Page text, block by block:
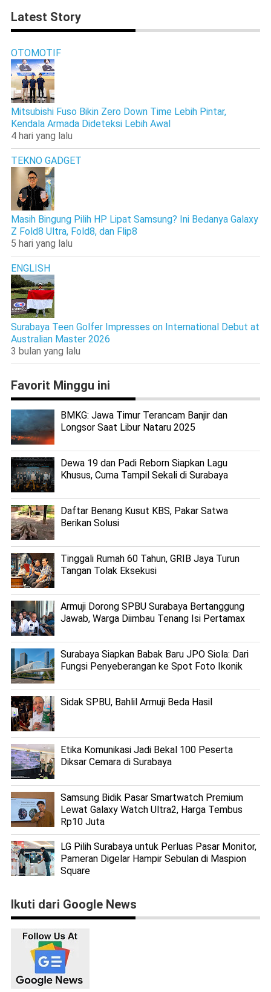
Latest Story
OTOMOTIF
Mitsubishi Fuso Bikin Zero Down Time Lebih Pintar,
Kendala Armada Dideteksi Lebih Awal
4 hari yang lalu
TEKNO GADGET
Masih Bingung Pilih HP Lipat Samsung? Ini Bedanya Galaxy
Z Fold8 Ultra, Fold8, dan Flip8
5 hari yang lalu
ENGLISH
Surabaya Teen Golfer Impresses on International Debut at
Australian Master 2026
3 bulan yang lalu
Favorit Minggu ini
BMKG: Jawa Timur Terancam Banjir dan
Longsor Saat Libur Nataru 2025
Dewa 19 dan Padi Reborn Siapkan Lagu
Khusus, Cuma Tampil Sekali di Surabaya
Daftar Benang Kusut KBS, Pakar Satwa
Berikan Solusi
Tinggali Rumah 60 Tahun, GRIB Jaya Turun
Tangan Tolak Eksekusi
Armuji Dorong SPBU Surabaya Bertanggung
Jawab, Warga Diimbau Tenang Isi Pertamax
Surabaya Siapkan Babak Baru JPO Siola: Dari
Fungsi Penyeberangan ke Spot Foto Ikonik
Sidak SPBU, Bahlil Armuji Beda Hasil
Etika Komunikasi Jadi Bekal 100 Peserta
Diksar Cemara di Surabaya
Samsung Bidik Pasar Smartwatch Premium
Lewat Galaxy Watch Ultra2, Harga Tembus
Rp10 Juta
LG Pilih Surabaya untuk Perluas Pasar Monitor,
Pameran Digelar Hampir Sebulan di Maspion
Square
Ikuti dari Google News